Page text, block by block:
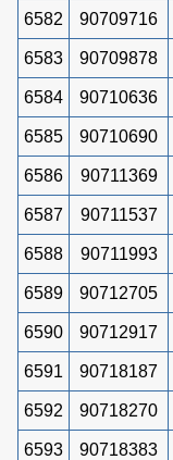
6582 90709716
6583 90709878
6584 90710636
6585 90710690
6586 90711369
6587 90711537
6588 90711993
6589 90712705
6590 90712917
6591 90718187
6592 90718270
6593 90718383